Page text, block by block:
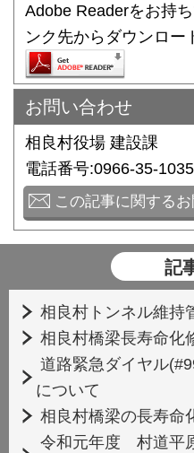
Adobe Readerをお持
ンク先からダウンロー
お問い合わせ
相良村役場 建設課
電話番号:0966-35-1035
この記事に関する
記
相良村トンネル維持
相良村橋梁長寿命化
道路緊急ダイヤル
について
相良村橋梁の長寿命
令和元年度 村道平